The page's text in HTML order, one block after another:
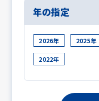
年の指定
2026年 2025年
2022年